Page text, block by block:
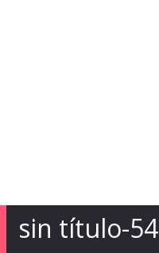
sin título-54